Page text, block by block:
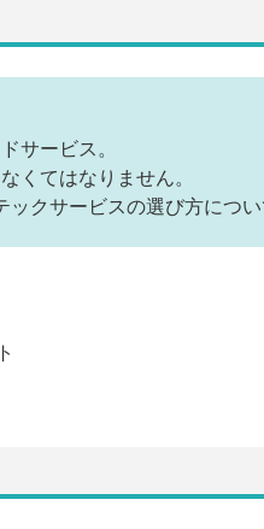
サービス。
くてはなりません。
クサービスの選び方につい